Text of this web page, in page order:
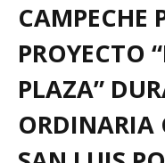
CAMPECHE
PROYECTO
PLAZA”
ORDINARIA